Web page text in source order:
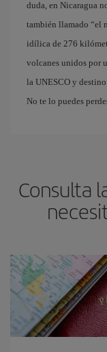
duda, en Nicaragua
también llamado “el
idílica de 276
volcanes unidos por
la UNESCO y
No te lo puedes
Consulta